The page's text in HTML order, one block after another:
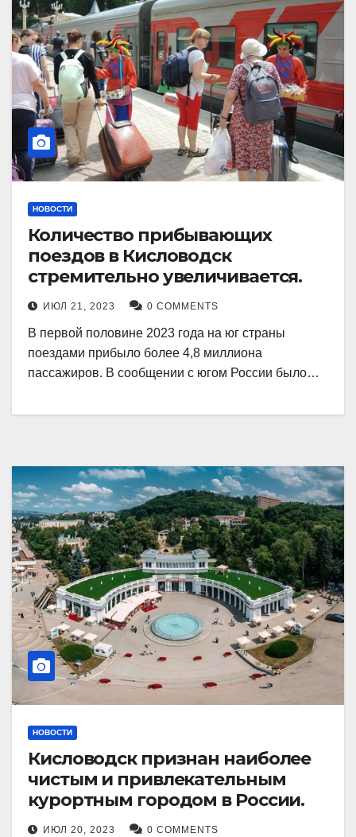
НОВОСТИ
Количество прибывающих
поездов в Кисловодск
стремительно увеличивается.
ИЮЛ 21, 2023 0 COMMENTS
В первой половине 2023 года на юг страны
поездами прибыло более 4,8 миллиона
пассажиров. В сообщении с югом России было…
НОВОСТИ
Кисловодск признан наиболее
чистым и привлекательным
курортным городом в России.
ИЮЛ 20, 2023 0 COMMENTS